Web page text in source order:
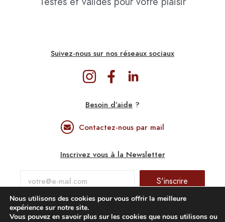
Suivez-nous sur nos réseaux sociaux
Besoin d’aide ?
Contactez-nous par mail
Inscrivez vous à la Newsletter
S'inscrire
Confidentialité & Mentions légales
Nous utilisons des cookies pour vous offrir la meilleure
expérience sur notre site.
Vous pouvez en savoir plus sur les cookies que nous utilisons ou